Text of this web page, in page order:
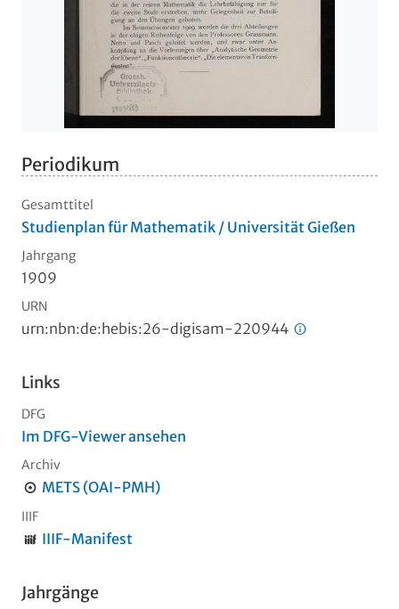
Periodikum
Gesamttitel
Studienplan für Mathematik / Universität Gießen
Jahrgang
1909
URN
urn:nbn:de:hebis:26-digisam-220944
Links
DFG
Im DFG-Viewer ansehen
Archiv
METS (OAI-PMH)
IIIF
IIIF-Manifest
Jahrgänge